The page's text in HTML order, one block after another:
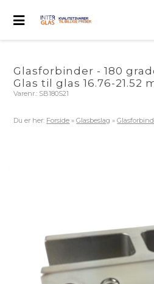
Glasforbinder - 180
Glas til glas 16.76-21.52
Varenr.: SB180S21
Du er her: Forside »Glasbeslag »